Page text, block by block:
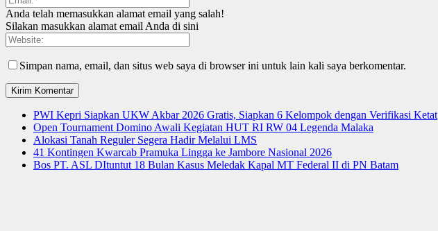
Anda telah memasukkan alamat email yang salah!
Silakan masukkan alamat email Anda di sini
Simpan nama, email, dan situs web saya di browser ini untuk lain kali saya berkomentar.
PWI Kepri Siapkan UKW Akbar 2026 Gratis, Siapkan 6 Kelompok dengan Verifikasi Ketat
Open Tournament Domino Awali Kegiatan HUT RI RW 04 Legenda Malaka
Alokasi Tanah Reguler Segera Hadir Melalui LMS
41 Kontingen Kwarcab Pramuka Lingga ke Jambore Nasional 2026
Bos PT. ASL DItuntut 18 Bulan Kasus Meledak Kapal MT Federal II di PN Batam